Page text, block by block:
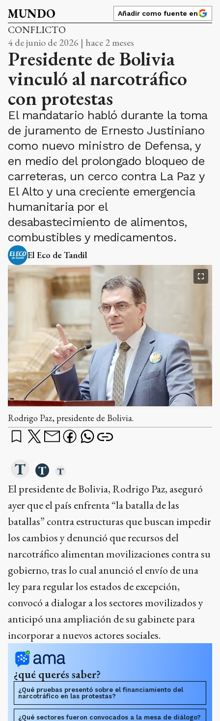
MUNDO Añadir como fuente en
CONFLICTO
4 de junio de 2026 | hace 2 meses
Presidente de Bolivia
vinculó al narcotráfico
con protestas
El mandatario habló durante la toma
de juramento de Ernesto Justiniano
como nuevo ministro de Defensa, y
en medio del prolongado bloqueo de
carreteras, un cerco contra La Paz y
El Alto y una creciente emergencia
humanitaria por el
desabastecimiento de alimentos,
combustibles y medicamentos.
El Eco de Tandil
Rodrigo Paz, presidente de Bolivia.
El presidente de Bolivia, Rodrigo Paz, aseguró
ayer que el país enfrenta “la batalla de las
batallas” contra estructuras que buscan impedir
los cambios y denunció que recursos del
narcotráfico alimentan movilizaciones contra su
gobierno, tras lo cual anunció el envío de una
ley para regular los estados de excepción,
convocó a dialogar a los sectores movilizados y
anticipó una ampliación de su gabinete para
incorporar a nuevos actores sociales.
¿qué querés saber?
¿Qué pruebas presentó sobre el financiamiento del
narcotráfico en las protestas?
¿Qué sectores fueron convocados a la mesa de diálogo?